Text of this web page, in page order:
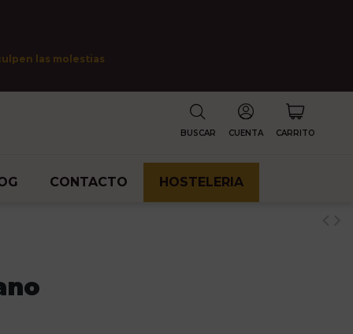
las molestias
BUSCAR CUENTA CARRITO
CONTACTO HOSTELERIA